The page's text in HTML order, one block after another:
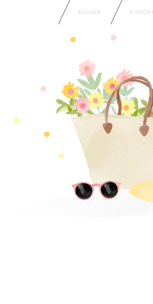
ACCUEIL A